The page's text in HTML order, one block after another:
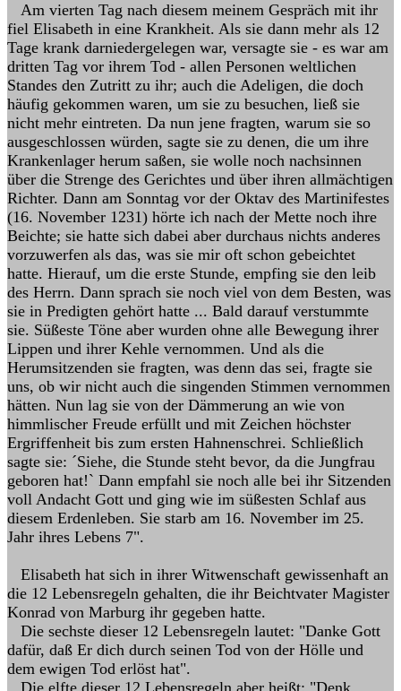
Am vierten Tag nach diesem meinem Gespräch mit ihr
fiel Elisabeth in eine Krankheit. Als sie dann mehr als 12
Tage krank darniedergelegen war, versagte sie - es war am
dritten Tag vor ihrem Tod - allen Personen weltlichen
Standes den Zutritt zu ihr; auch die Adeligen, die doch
häufig gekommen waren, um sie zu besuchen, ließ sie
nicht mehr eintreten. Da nun jene fragten, warum sie so
ausgeschlossen würden, sagte sie zu denen, die um ihre
Krankenlager herum saßen, sie wolle noch nachsinnen
über die Strenge des Gerichtes und über ihren allmächtigen
Richter. Dann am Sonntag vor der Oktav des Martinifestes
(16. November 1231) hörte ich nach der Mette noch ihre
Beichte; sie hatte sich dabei aber durchaus nichts anderes
vorzuwerfen als das, was sie mir oft schon gebeichtet
hatte. Hierauf, um die erste Stunde, empfing sie den leib
des Herrn. Dann sprach sie noch viel von dem Besten, was
sie in Predigten gehört hatte ... Bald darauf verstummte
sie. Süßeste Töne aber wurden ohne alle Bewegung ihrer
Lippen und ihrer Kehle vernommen. Und als die
Herumsitzenden sie fragten, was denn das sei, fragte sie
uns, ob wir nicht auch die singenden Stimmen vernommen
hätten. Nun lag sie von der Dämmerung an wie von
himmlischer Freude erfüllt und mit Zeichen höchster
Ergriffenheit bis zum ersten Hahnenschrei. Schließlich
sagte sie: ´Siehe, die Stunde steht bevor, da die Jungfrau
geboren hat!` Dann empfahl sie noch alle bei ihr Sitzenden
voll Andacht Gott und ging wie im süßesten Schlaf aus
diesem Erdenleben. Sie starb am 16. November im 25.
Jahr ihres Lebens 7".
Elisabeth hat sich in ihrer Witwenschaft gewissenhaft an
die 12 Lebensregeln gehalten, die ihr Beichtvater Magister
Konrad von Marburg ihr gegeben hatte.
Die sechste dieser 12 Lebensregeln lautet: "Danke Gott
dafür, daß Er dich durch seinen Tod von der Hölle und
dem ewigen Tod erlöst hat".
Die elfte dieser 12 Lebensregeln aber heißt: "Denk